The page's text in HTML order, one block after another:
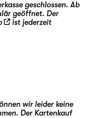
geschlossen. Ab
geöffnet. Der
ist jederzeit
wir leider keine
Der Kartenkauf